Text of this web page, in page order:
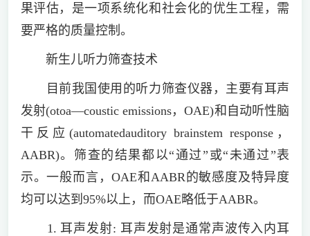
果评估，是一项系统化和社会化的优生工程，需
要严格的质量控制。
新生儿听力筛查技术
目前我国使用的听力筛查仪器，主要有耳声
发射(otoa—coustic emissions，OAE)和自动听性脑
干反应(automatedauditory brainstem response，
AABR)。筛查的结果都以“通过”或“未通过”表
示。一般而言，OAE和AABR的敏感度及特异度
均可以达到95%以上，而OAE略低于AABR。
1. 耳声发射: 耳声发射是通常声波传入内耳